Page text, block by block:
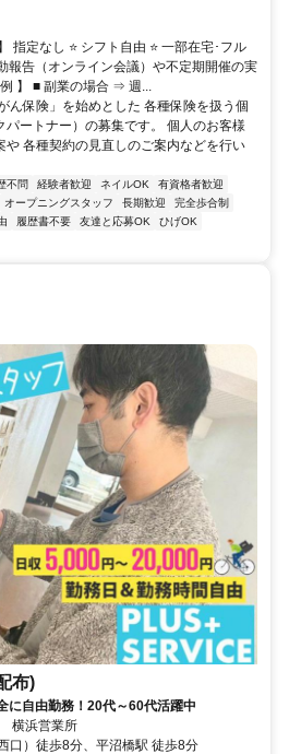
指定なし ⭐ シフト自由 ⭐ 一部在宅･フル
報告（オンライン会議）や不定期開催の実
】 ■ 副業の場合 ⇒ 週...
ん保険」を始めとした 各種保険を扱う個
パートナー）の募集です。 個人のお客様
や 各種契約の見直しのご案内などを行い
不問 経験者歓迎 ネイルOK
有資格者歓迎
オープニングスタッフ 長期歓迎
完全歩合制
履歴書不要 友達と応募OK
ひげOK
布)
に自由勤務！20代～60代活躍中
横浜営業所
口）徒歩8分、平沼橋駅 徒歩8分